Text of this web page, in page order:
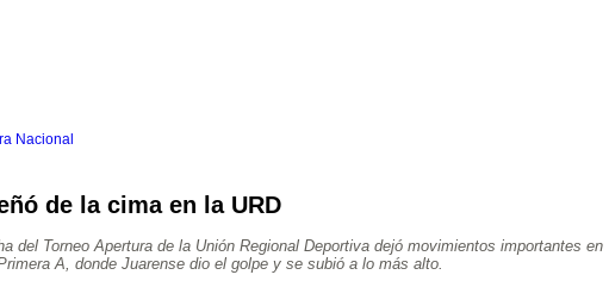
Nacional
Atletismo
Aventura
de la cima en la URD
del Torneo Apertura de la Unión Regional Deportiva dejó movimientos importantes en
A, donde Juarense dio el golpe y se subió a lo más alto.